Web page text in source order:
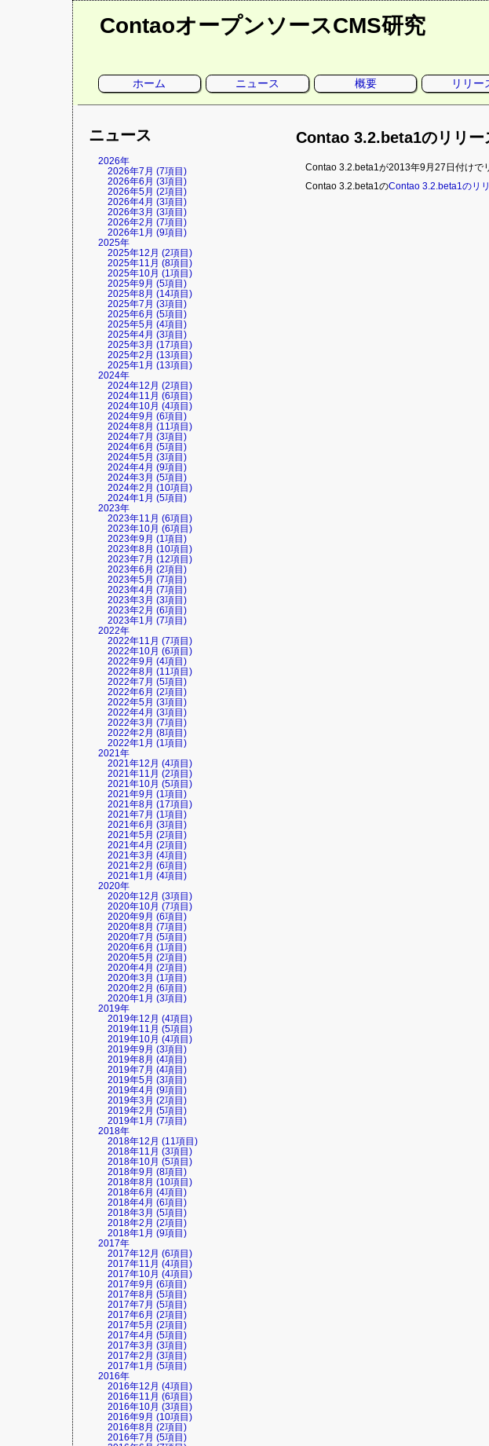
ContaoオープンソースCMS研究
ー
ホーム ニュース 概要 リリー
Contao 3.2.beta1のリリー
Contao 3.2.beta1が2013年9月27日付けで
Contao 3.2.beta1のContao 3.2.beta1のリ
ニュース
2026年
2026年7月 (7項目)
2026年6月 (3項目)
2026年5月 (2項目)
2026年4月 (3項目)
2026年3月 (3項目)
2026年2月 (7項目)
2026年1月 (9項目)
2025年
2025年12月 (2項目)
2025年11月 (8項目)
2025年10月 (1項目)
2025年9月 (5項目)
2025年8月 (14項目)
2025年7月 (3項目)
2025年6月 (5項目)
2025年5月 (4項目)
2025年4月 (3項目)
2025年3月 (17項目)
2025年2月 (13項目)
2025年1月 (13項目)
2024年
2024年12月 (2項目)
2024年11月 (6項目)
2024年10月 (4項目)
2024年9月 (6項目)
2024年8月 (11項目)
2024年7月 (3項目)
2024年6月 (5項目)
2024年5月 (3項目)
2024年4月 (9項目)
2024年3月 (5項目)
2024年2月 (10項目)
2024年1月 (5項目)
2023年
2023年11月 (6項目)
2023年10月 (6項目)
2023年9月 (1項目)
2023年8月 (10項目)
2023年7月 (12項目)
2023年6月 (2項目)
2023年5月 (7項目)
2023年4月 (7項目)
2023年3月 (3項目)
2023年2月 (6項目)
2023年1月 (7項目)
2022年
2022年11月 (7項目)
2022年10月 (6項目)
2022年9月 (4項目)
2022年8月 (11項目)
2022年7月 (5項目)
2022年6月 (2項目)
2022年5月 (3項目)
2022年4月 (3項目)
2022年3月 (7項目)
2022年2月 (8項目)
2022年1月 (1項目)
2021年
2021年12月 (4項目)
2021年11月 (2項目)
2021年10月 (5項目)
2021年9月 (1項目)
2021年8月 (17項目)
2021年7月 (1項目)
2021年6月 (3項目)
2021年5月 (2項目)
2021年4月 (2項目)
2021年3月 (4項目)
2021年2月 (6項目)
2021年1月 (4項目)
2020年
2020年12月 (3項目)
2020年10月 (7項目)
2020年9月 (6項目)
2020年8月 (7項目)
2020年7月 (5項目)
2020年6月 (1項目)
2020年5月 (2項目)
2020年4月 (2項目)
2020年3月 (1項目)
2020年2月 (6項目)
2020年1月 (3項目)
2019年
2019年12月 (4項目)
2019年11月 (5項目)
2019年10月 (4項目)
2019年9月 (3項目)
2019年8月 (4項目)
2019年7月 (4項目)
2019年5月 (3項目)
2019年4月 (9項目)
2019年3月 (2項目)
2019年2月 (5項目)
2019年1月 (7項目)
2018年
2018年12月 (11項目)
2018年11月 (3項目)
2018年10月 (5項目)
2018年9月 (8項目)
2018年8月 (10項目)
2018年6月 (4項目)
2018年4月 (6項目)
2018年3月 (5項目)
2018年2月 (2項目)
2018年1月 (9項目)
2017年
2017年12月 (6項目)
2017年11月 (4項目)
2017年10月 (4項目)
2017年9月 (6項目)
2017年8月 (5項目)
2017年7月 (5項目)
2017年6月 (2項目)
2017年5月 (2項目)
2017年4月 (5項目)
2017年3月 (3項目)
2017年2月 (3項目)
2017年1月 (5項目)
2016年
2016年12月 (4項目)
2016年11月 (6項目)
2016年10月 (3項目)
2016年9月 (10項目)
2016年8月 (2項目)
2016年7月 (5項目)